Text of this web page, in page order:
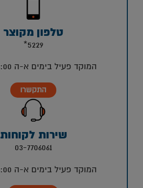
טלפון מקוצר
5229*
המוקד פעיל בימים א-ה 08:00-16:00
התקשרו
שירות לקוחות
03-7706061
המוקד פעיל בימים א-ה 08:00-16:00